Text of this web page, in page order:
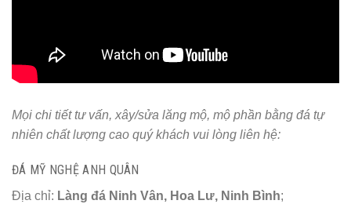
Mọi chi tiết tư vấn, xây/sửa lăng mộ, mộ phần bằng đá tự
nhiên chất lượng cao quý khách vui lòng liên hệ:
ĐÁ MỸ NGHỆ ANH QUÂN
Địa chỉ: Làng đá Ninh Vân, Hoa Lư, Ninh Bình;